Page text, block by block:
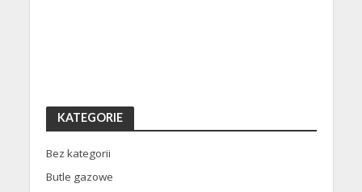
KATEGORIE
Bez kategorii
Butle gazowe